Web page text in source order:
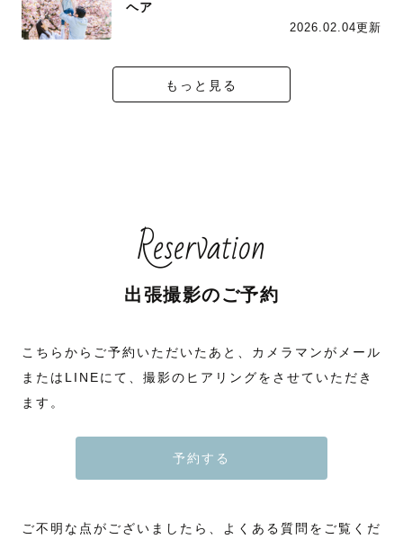
ヘア
2026.02.04更新
もっと見る
Reservation
出張撮影のご予約
こちらからご予約いただいたあと、カメラマンがメール
またはLINEにて、撮影のヒアリングをさせていただき
ます。
予約する
ご不明な点がございましたら、よくある質問をご覧くだ